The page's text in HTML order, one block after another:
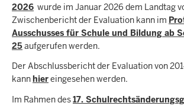
2026 wurde im Januar 2026 dem Landtag
Zwischenbericht der Evaluation kann im
Ausschusses für Schule und Bildung ab
25aufgerufen werden.
Der Abschlussbericht der Evaluation von
kannhiereingesehen werden.
Im Rahmen des17.